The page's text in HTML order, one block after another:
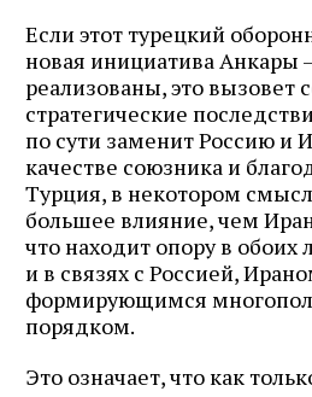
Если этот турецкий
новая инициатива Анкары
реализованы, это вызовет
стратегические
по сути заменит Россию и
качестве союзника и
Турция, в некотором
большее влияние, чем
что находит опору в обоих
и в связях с Россией,
формирующимся
порядком.
Это означает, что как